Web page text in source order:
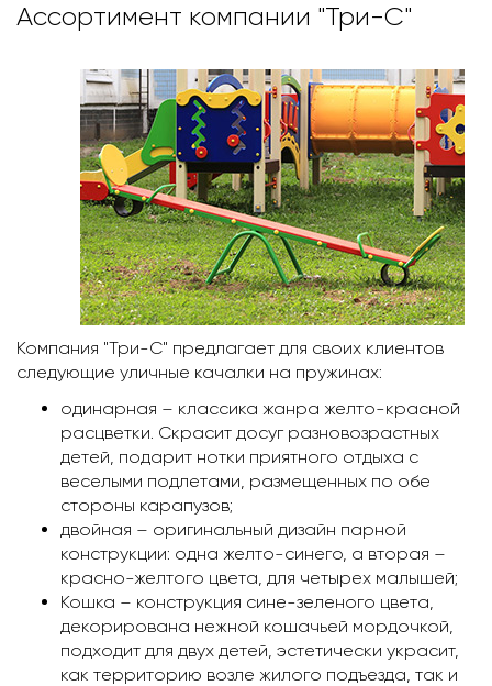
Ассортимент компании "Три-С"
Компания "Три-С" предлагает для своих клиентов
следующие уличные качалки на пружинах:
одинарная – классика жанра желто-красной
расцветки. Скрасит досуг разновозрастных
детей, подарит нотки приятного отдыха с
веселыми подлетами, размещенных по обе
стороны карапузов;
двойная – оригинальный дизайн парной
конструкции: одна желто-синего, а вторая –
красно-желтого цвета, для четырех малышей;
Кошка – конструкция сине-зеленого цвета,
декорирована нежной кошачьей мордочкой,
подходит для двух детей, эстетически украсит,
как территорию возле жилого подъезда, так и